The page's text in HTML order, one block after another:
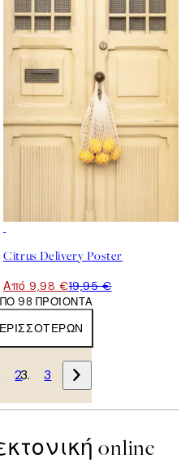
Citrus Delivery Poster
Από 9,98 €19,95 €
98 ΠΡΟΪΌΝΤΑ
2 3
online